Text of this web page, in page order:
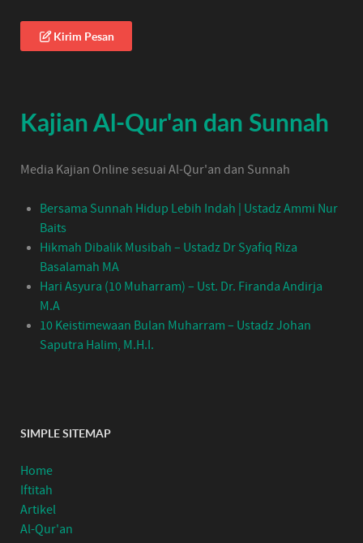
Kirim Pesan
Kajian Al-Qur'an dan Sunnah
Media Kajian Online sesuai Al-Qur'an dan Sunnah
Bersama Sunnah Hidup Lebih Indah | Ustadz Ammi Nur
Baits
Hikmah Dibalik Musibah – Ustadz Dr Syafiq Riza
Basalamah MA
Hari Asyura (10 Muharram) – Ust. Dr. Firanda Andirja
M.A
10 Keistimewaan Bulan Muharram – Ustadz Johan
Saputra Halim, M.H.I.
SIMPLE SITEMAP
Home
Iftitah
Artikel
Al-Qur'an